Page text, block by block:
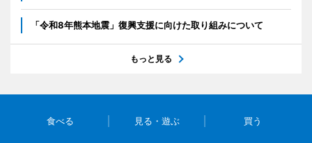
「令和8年熊本地震」復興支援に向けた取り組みについて
もっと見る
食べる 見る・遊ぶ 買う